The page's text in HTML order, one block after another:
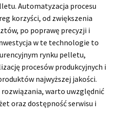
Automatyzacja procesu
korzyści, od zwiększenia
po poprawę precyzji i
w te technologie to
rynku pelletu,
procesów produkcyjnych i
najwyższej jakości.
warto uwzględnić
oraz dostępność serwisu i